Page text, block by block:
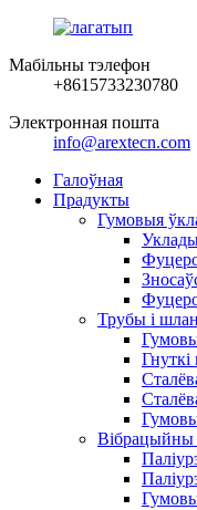
Мабільны тэлефон
+8615733230780
Электронная пошта
info@arextecn.com
Галоўная
Прадукты
Гумовыя
Трубы і
Вібрацыйны